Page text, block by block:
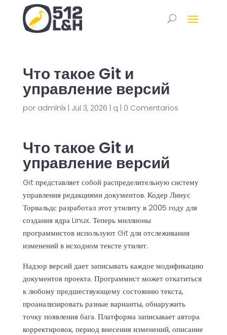
Что такое Git и
управление версий
por admlnlx| Jul 3, 2026 | q | 0 Comentarios
Что такое Git и
управление версий
Git представляет собой распределительную систему
управления редакциями документов. Кодер Линус
Торвальдс разработал этот утилиту в 2005 году для
создания ядра Linux. Теперь миллионы
программистов используют Git для отслеживания
изменений в исходном тексте утилит.
Надзор версий дает записывать каждое модификацию
документов проекта. Программист может откатиться
к любому предшествующему состоянию текста,
проанализировать разные варианты, обнаружить
точку появления бага. Платформа записывает автора
корректировок, период внесения изменений, описание